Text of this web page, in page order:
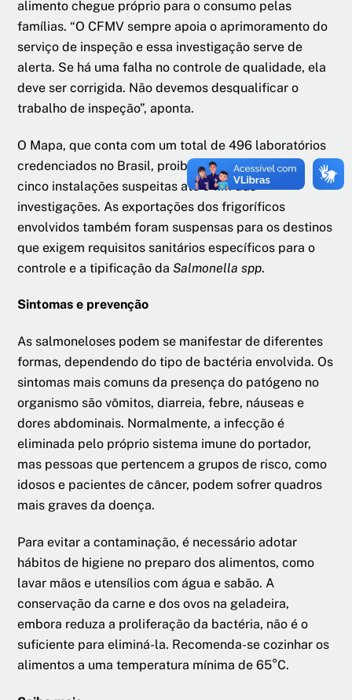
alimento chegue próprio para o consumo pelas
famílias. “O CFMV sempre apoia o aprimoramento do
serviço de inspeção e essa investigação serve de
alerta. Se há uma falha no controle de qualidade, ela
deve ser corrigida. Não devemos desqualificar o
trabalho de inspeção”, aponta.
O Mapa, que conta com um total de 496 laboratórios
credenciados no Brasil, proibiu as atividades das
cinco instalações suspeitas até o fim das
investigações. As exportações dos frigoríficos
envolvidos também foram suspensas para os destinos
que exigem requisitos sanitários específicos para o
controle e a tipificação daSalmonella spp.
Sintomas e prevenção
As salmoneloses podem se manifestar de diferentes
formas, dependendo do tipo de bactéria envolvida. Os
sintomas mais comuns da presença do patógeno no
organismo são vômitos, diarreia, febre, náuseas e
dores abdominais. Normalmente, a infecção é
eliminada pelo próprio sistema imune do portador,
mas pessoas que pertencem a grupos de risco, como
idosos e pacientes de câncer, podem sofrer quadros
mais graves da doença.
Para evitar a contaminação, é necessário adotar
hábitos de higiene no preparo dos alimentos, como
lavar mãos e utensílios com água e sabão. A
conservação da carne e dos ovos na geladeira,
embora reduza a proliferação da bactéria, não é o
suficiente para eliminá-la. Recomenda-se cozinhar os
alimentos a uma temperatura mínima de 65°C.